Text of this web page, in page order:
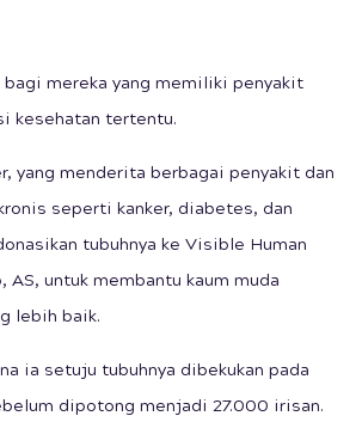
bagi mereka yang memiliki penyakit
kesehatan tertentu.
yang menderita berbagai penyakit dan
seperti kanker, diabetes, dan
tubuhnya ke Visible Human
AS, untuk membantu kaum muda
lebih baik.
ia setuju tubuhnya dibekukan pada
dipotong menjadi 27.000 irisan.